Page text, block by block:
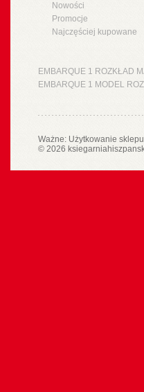
Nowości
Promocje
Najczęściej kupowane
EMBARQUE 1 ROZKŁAD
EMBARQUE 1 MODEL
Ważne: Użytkowanie
© 2026